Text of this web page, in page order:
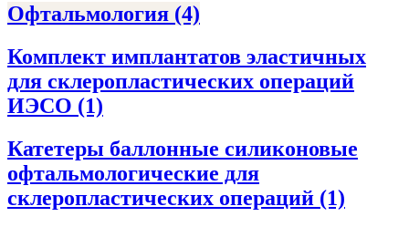
Офтальмология (4)
Комплект имплантатов эластичных
для склеропластических операций
ИЭСО (1)
Катетеры баллонные силиконовые
офтальмологические для
склеропластических операций (1)